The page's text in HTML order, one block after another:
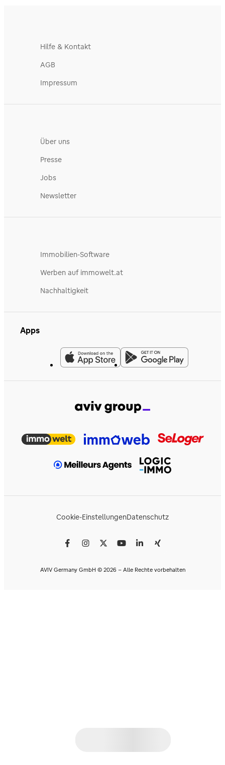
Hilfe & Kontakt
AGB
Impressum
Über uns
Presse
Jobs
Newsletter
Immobilien-Software
Werben auf immowelt.at
Nachhaltigkeit
Apps
Cookie-EinstellungenDatenschutz
AVIV Germany GmbH © 2026 - Alle Rechte vorbehalten